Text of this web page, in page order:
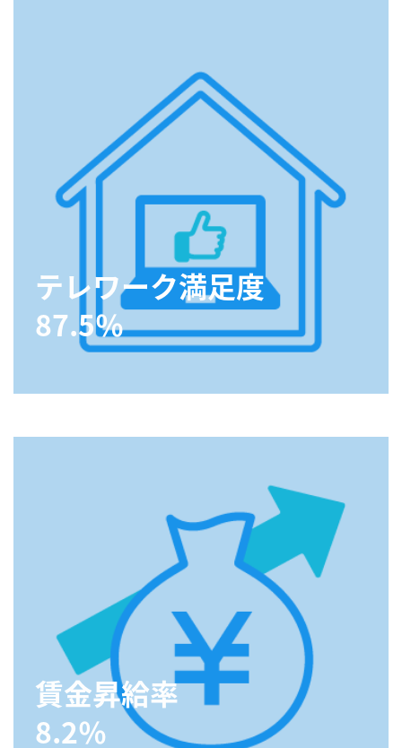
テレワーク満足度
87.5％
賃金昇給率
8.2％